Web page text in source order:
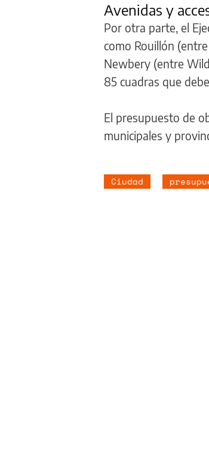
Avenidas y
Por otra parte, el
como Rouillón
Newbery (entre
85 cuadras que
El presupuesto de
municipales y
Ciudad